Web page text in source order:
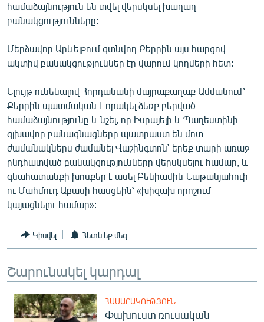
ՊԱՏԵՐԱԶՄԻ 6 ՇԱԲԱԹՆԵՐԸ
ՏԱՐԱԾԱՇՐՋԱՆ
ՄԻՋԱԶԳԱՅԻՆ
ՄՇԱԿՈՒՅԹ
ՍՊՈՐՏ
ՄԵԿՆԱԲԱՆՈՒԹՅՈՒՆ
ՏՏ ԵՒ ԻՆՏԵՐՆԵՏ
ԿՈՐՈՆԱՎԻՐՈՒՍ
ԱՐԽԻՎ
ՏԵՍԱՆՅՈՒԹԵՐ
ՁԳՏԵԼՈՎ ԼԱՎԱԳՈՒՅՆԻՆ
Հայերեն
English
համաձայնություն են տվել վերսկսել խաղաղ
բանակցությունները:
Մերձավոր Արևելքում գտնվող Քերրին այս հարցով
ակտիվ բանակցություններ էր վարում կողմերի հետ:
Ելույթ ունենալով Հորդանանի մայրաքաղաք Ամմանում՝
Քերրին պատմական է որակել ձեռք բերված
համաձայնությունը և նշել, որ Իսրայելի և Պաղեստինի
գլխավոր բանագնացները պատրաստ են մոտ
ժամանակներս ժամանել Վաշինգտոն՝ երեք տարի առաջ
ընդհատված բանակցությունները վերսկսելու համար, և
գնահատանքի խոսքեր է ասել Բենիամին Նաթանյահուի
ու Մահմուդ Աբասի հասցեին՝ «խիզախ որոշում
կայացնելու համար»:
Կիսվել Հետևեք մեզ
Շարունակել կարդալ
ՀԱՍԱՐԱԿՈՒԹՅՈՒՆ
Փախուստ ռուսական